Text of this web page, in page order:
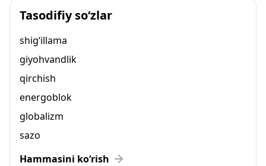
Tasodifiy so‘zlar
shig‘illama
giyohvandlik
qirchish
energoblok
globalizm
sazo
Hammasini ko‘rish